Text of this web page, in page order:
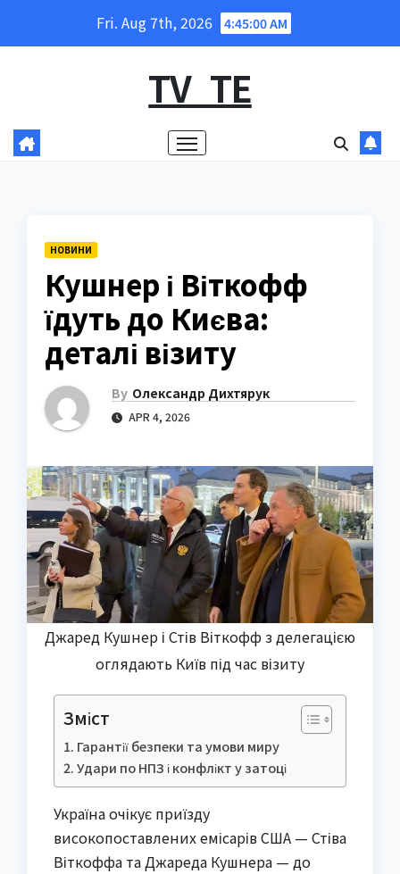
Fri. Aug 7th, 2026 4:45:01 AM
TV_TE
НОВИНИ
Кушнер і Віткофф
їдуть до Києва:
деталі візиту
By Олександр Дихтярук
APR 4, 2026
Джаред Кушнер і Стів Віткофф з делегацією
оглядають Київ під час візиту
Зміст
Гарантії безпеки та умови миру
Удари по НПЗ і конфлікт у затоці
Україна очікує приїзду
високопоставлених емісарів США — Стіва
Віткоффа та Джареда Кушнера — до